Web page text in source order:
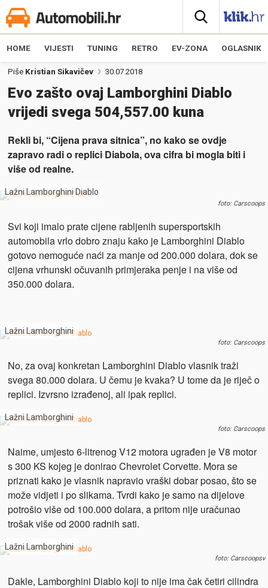
HOME VIJESTI TUNING RETRO EV-ZONA OGLASNIK
Piše Kristian Sikavičev 30.07.2018
Evo zašto ovaj Lamborghini Diablo
vrijedi svega 504,557.00 kuna
Rekli bi, “Cijena prava sitnica”, no kako se ovdje
zapravo radi o replici Diabola, ova cifra bi mogla biti i
više od realne.
Lažni Lamborghini Diablo
foto: Carscoops
Svi koji imalo prate cijene rabljenih supersportskih
automobila vrlo dobro znaju kako je Lamborghini Diablo
gotovo nemoguće naći za manje od 200.000 dolara, dok se
cijena vrhunski očuvanih primjeraka penje i na više od
350.000 dolara.
Lažni Lamborghini
foto: Carscoops
No, za ovaj konkretan Lamborghini Diablo vlasnik traži
svega 80.000 dolara. U čemu je kvaka? U tome da je riječ o
replici. Izvrsno izrađenoj, ali ipak replici.
Lažni Lamborghini
foto: Carscoops
Naime, umjesto 6-litrenog V12 motora ugrađen je V8 motor
s 300 KS kojeg je donirao Chevrolet Corvette. Mora se
priznati kako je vlasnik napravio vraški dobar posao, što se
može vidjeti i po slikama. Tvrdi kako je samo na dijelove
potrošio više od 100.000 dolara, a pritom nije uračunao
trošak više od 2000 radnih sati.
Lažni Lamborghini
foto: Carscoopsv
Dakle, Lamborghini Diablo koji to nije ima čak četiri cilindra